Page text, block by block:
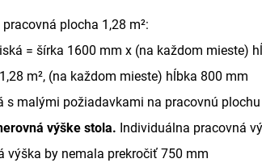
plocha 1,28 m²:
= šírka 1600 mm x (na každom mieste)
m², (na každom mieste) hĺbka 800 mm
s malými požiadavkami na pracovnú
výške stola. Individuálna pracovná
výška by nemala prekročiť 750 mm